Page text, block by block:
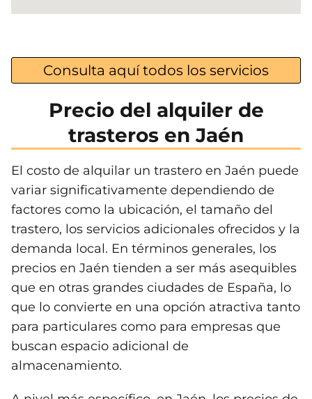
Consulta aquí todos los servicios
Precio del alquiler de
trasteros en Jaén
El costo de alquilar un trastero en Jaén puede
variar significativamente dependiendo de
factores como la ubicación, el tamaño del
trastero, los servicios adicionales ofrecidos y la
demanda local. En términos generales, los
precios en Jaén tienden a ser más asequibles
que en otras grandes ciudades de España, lo
que lo convierte en una opción atractiva tanto
para particulares como para empresas que
buscan espacio adicional de
almacenamiento.